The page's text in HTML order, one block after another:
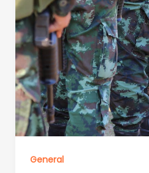
General